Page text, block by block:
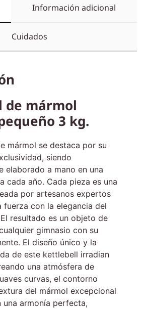
Información adicional
Cuidados
de mármol
3 kg.
mármol se destaca por su
siendo
elaborado a mano en una
cada año. Cada pieza es una
por artesanos expertos
fuerza con la elegancia del
resultado es un objeto de
gimnasio con su
El diseño único y la
de este kettlebell irradian
una atmósfera de
curvas, el contorno
del mármol excepcional
una armonía perfecta,